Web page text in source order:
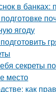
в
ягоду
секреты
место
как